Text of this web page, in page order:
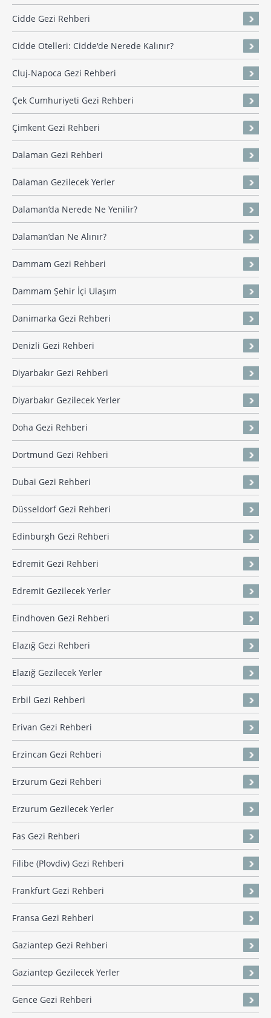
Cidde Gezi Rehberi
Cidde Otelleri: Cidde'de Nerede Kalınır?
Cluj-Napoca Gezi Rehberi
Çek Cumhuriyeti Gezi Rehberi
Çimkent Gezi Rehberi
Dalaman Gezi Rehberi
Dalaman Gezilecek Yerler
Dalaman’da Nerede Ne Yenilir?
Dalaman’dan Ne Alınır?
Dammam Gezi Rehberi
Dammam Şehir İçi Ulaşım
Danimarka Gezi Rehberi
Denizli Gezi Rehberi
Diyarbakır Gezi Rehberi
Diyarbakır Gezilecek Yerler
Doha Gezi Rehberi
Dortmund Gezi Rehberi
Dubai Gezi Rehberi
Düsseldorf Gezi Rehberi
Edinburgh Gezi Rehberi
Edremit Gezi Rehberi
Edremit Gezilecek Yerler
Eindhoven Gezi Rehberi
Elazığ Gezi Rehberi
Elazığ Gezilecek Yerler
Erbil Gezi Rehberi
Erivan Gezi Rehberi
Erzincan Gezi Rehberi
Erzurum Gezi Rehberi
Erzurum Gezilecek Yerler
Fas Gezi Rehberi
Filibe (Plovdiv) Gezi Rehberi
Frankfurt Gezi Rehberi
Fransa Gezi Rehberi
Gaziantep Gezi Rehberi
Gaziantep Gezilecek Yerler
Gence Gezi Rehberi